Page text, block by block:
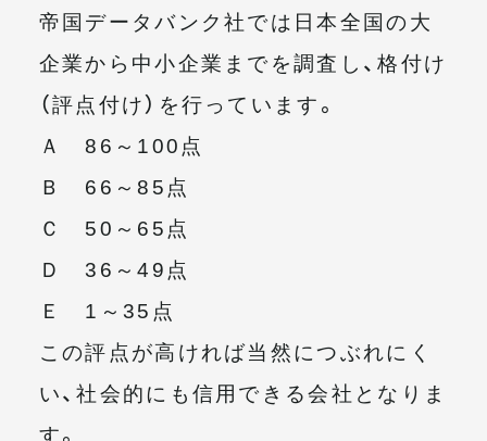
帝国データバンク社では日本全国の大
企業から中小企業までを調査し、格付け
（評点付け）を行っています。
Ａ 86～100点
Ｂ 66～85点
Ｃ 50～65点
Ｄ 36～49点
Ｅ 1～35点
この評点が高ければ当然につぶれにく
い、社会的にも信用できる会社となりま
す。